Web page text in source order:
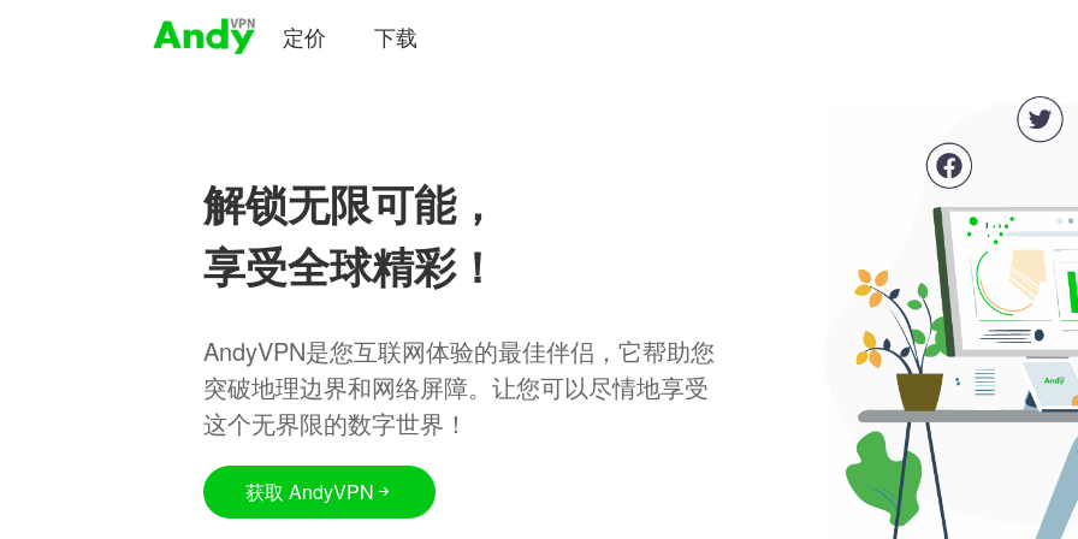
定价 下载
解锁无限可能，
享受全球精彩！
AndyVPN是您互联网体验的最佳伴侣，它帮助您
突破地理边界和网络屏障。让您可以尽情地享受
这个无界限的数字世界！
获取 AndyVPN